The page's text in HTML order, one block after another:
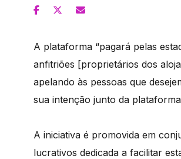
A plataforma “pagará pelas
anfitriões [proprietários dos
apelando às pessoas que
sua intenção junto da
A iniciativa é promovida em
lucrativos dedicada a facilitar